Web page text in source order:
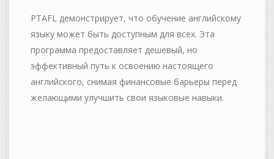
PTAFL демонстрирует, что обучение английскому
языку может быть доступным для всех. Эта
программа предоставляет дешевый, но
эффективный путь к освоению настоящего
английского, снимая финансовые барьеры перед
желающими улучшить свои языковые навыки.